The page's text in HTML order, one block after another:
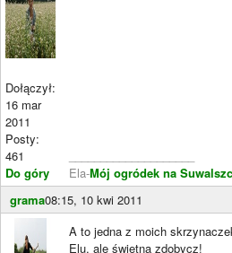
Dołączył:
16 mar
2011
Posty:
461
Do góry
Ela-Mój ogródek na
grama08:15, 10 kwi 2011
A to jedna z moich
Elu, ale świetna zdobycz!